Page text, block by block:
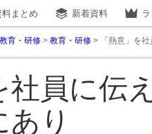
料まとめ 新着資料
育・研修 > 教育・研修 > 「熱意」を
社員に伝
り